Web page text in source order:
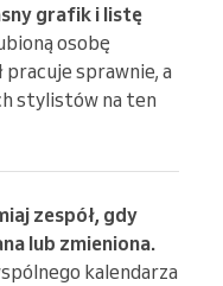
grafik i listę
osobę
pracuje sprawnie, a
stylistów na ten
zespół, gdy
lub zmieniona.
kalendarza